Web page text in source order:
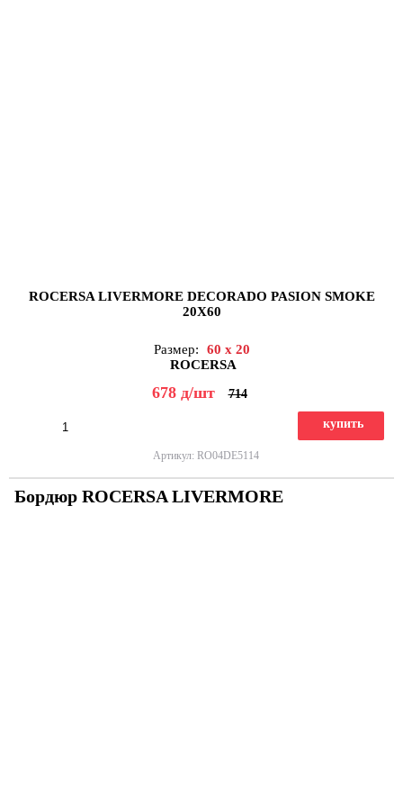
ROCERSA LIVERMORE DECORADO PASION SMOKE
20X60
Размер:
60 x 20
ROCERSA
678 д/шт 714
купить
Артикул: RO04DE5114
Бордюр ROCERSA LIVERMORE